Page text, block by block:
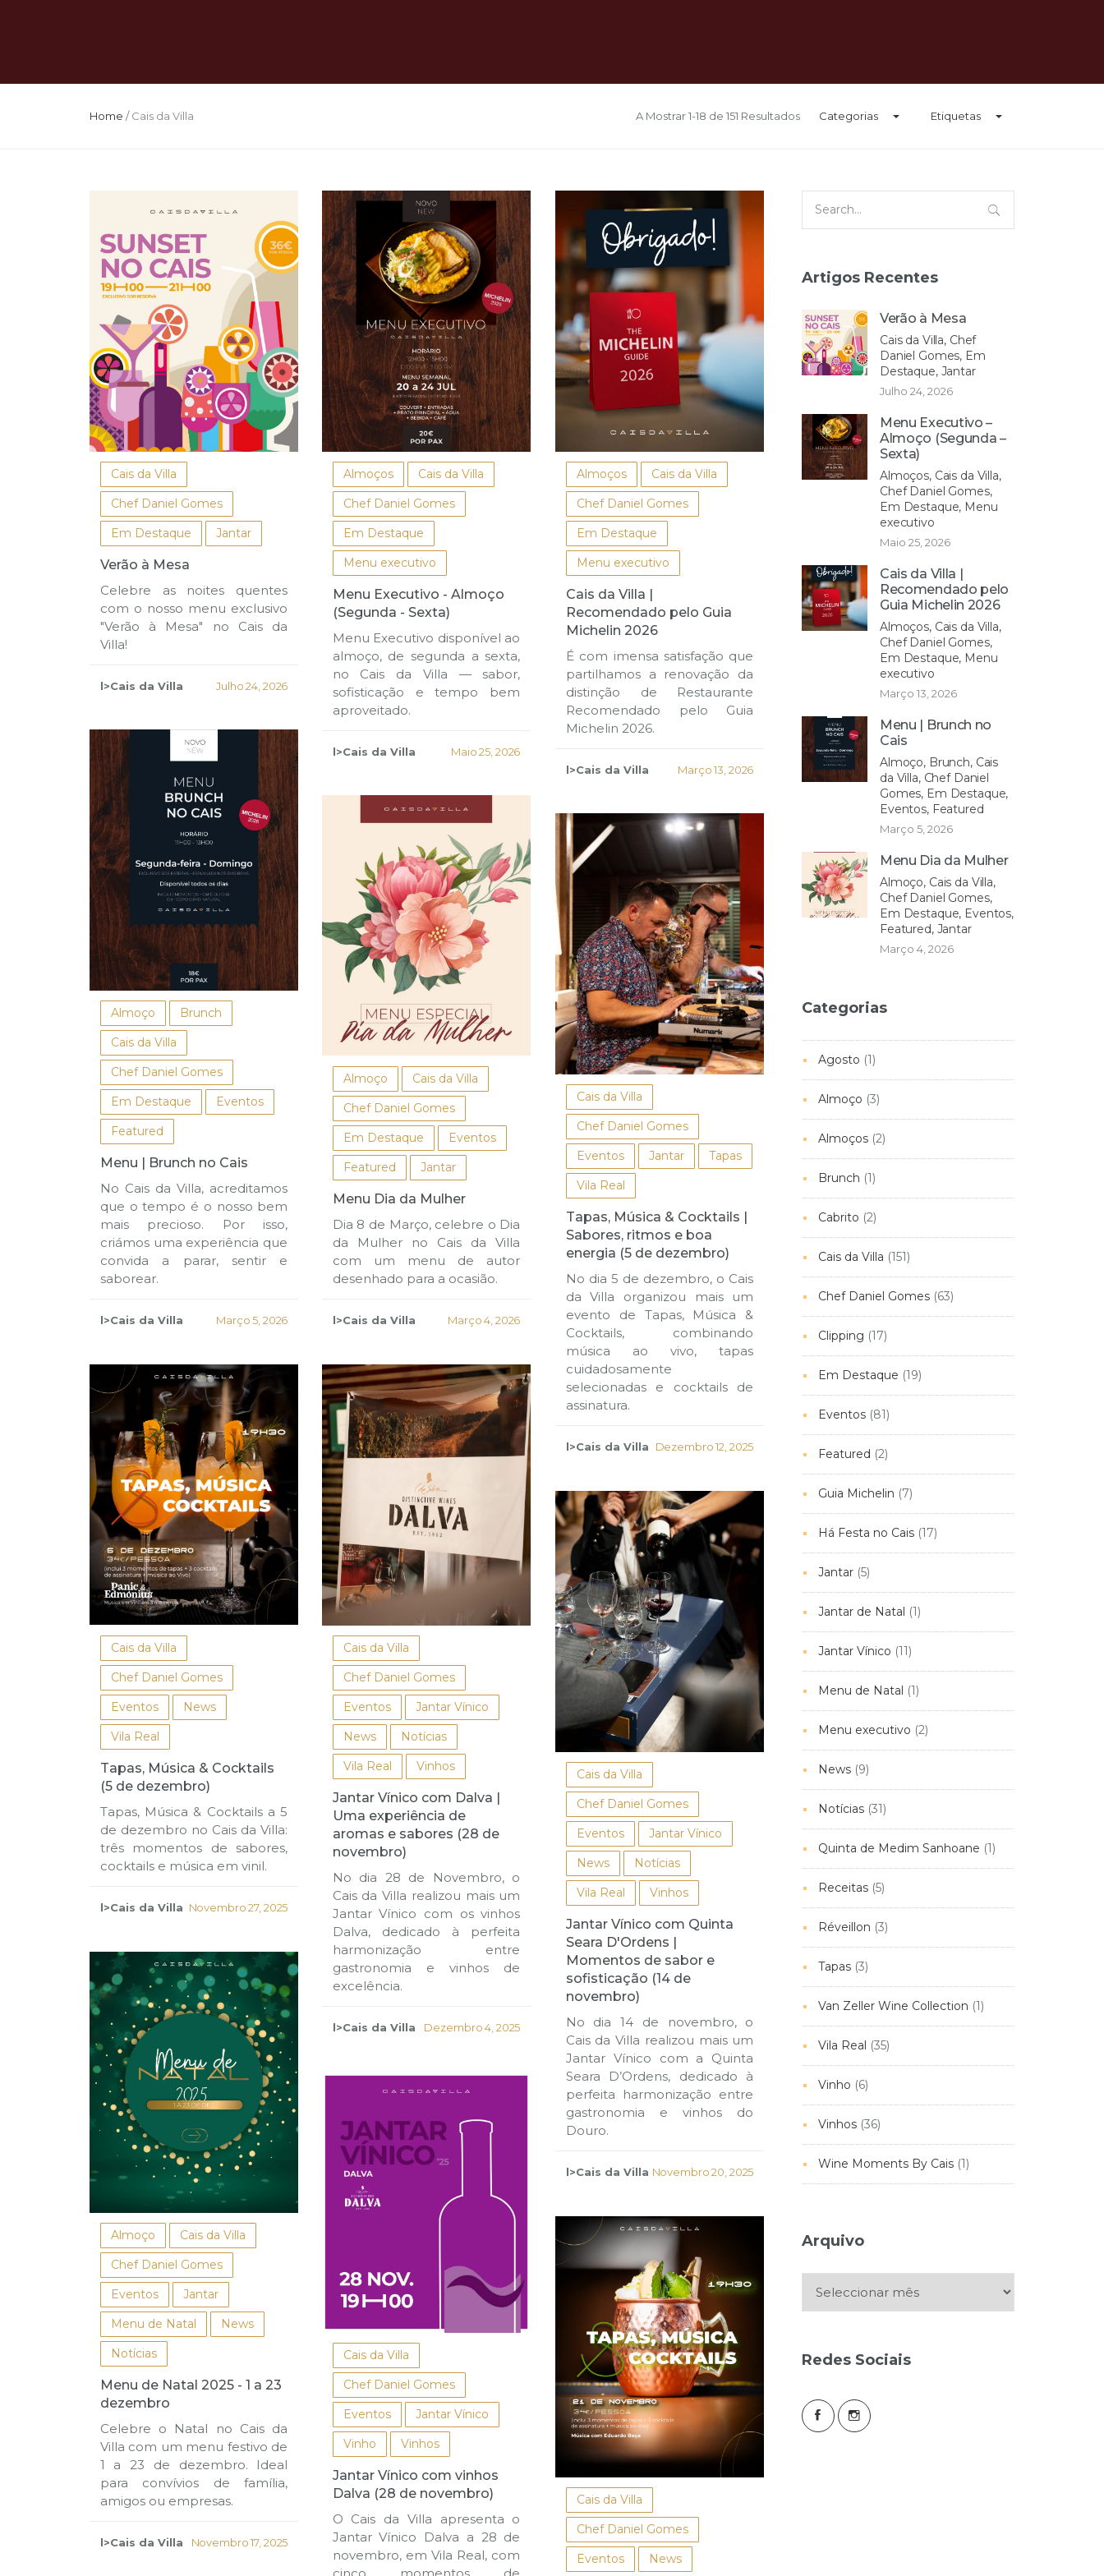
Home /Cais da Villa A Mostrar 1-18 de 151 Resultados Categorias Etiquetas
Cais da Villa
Chef Daniel Gomes
Em Destaque
Jantar
Verão à Mesa
Celebre as noites quentes
com o nosso menu exclusivo
"Verão à Mesa" no Cais da
Villa!
l>Cais da Villa Julho 24, 2026
Almoços
Cais da Villa
Chef Daniel Gomes
Em Destaque
Menu executivo
Menu Executivo - Almoço
(Segunda - Sexta)
Menu Executivo disponível ao
almoço, de segunda a sexta,
no Cais da Villa — sabor,
sofisticação e tempo bem
aproveitado.
l>Cais da Villa Maio 25, 2026
Almoços
Cais da Villa
Chef Daniel Gomes
Em Destaque
Menu executivo
Cais da Villa |
Recomendado pelo Guia
Michelin 2026
É com imensa satisfação que
partilhamos a renovação da
distinção de Restaurante
Recomendado pelo Guia
Michelin 2026.
l>Cais da Villa Março 13, 2026
Almoço
Brunch
Cais da Villa
Chef Daniel Gomes
Em Destaque
Eventos
Featured
Menu | Brunch no Cais
No Cais da Villa, acreditamos
que o tempo é o nosso bem
mais precioso. Por isso,
criámos uma experiência que
convida a parar, sentir e
saborear.
l>Cais da Villa Março 5, 2026
Almoço
Cais da Villa
Chef Daniel Gomes
Em Destaque
Eventos
Featured
Jantar
Menu Dia da Mulher
Dia 8 de Março, celebre o Dia
da Mulher no Cais da Villa
com um menu de autor
desenhado para a ocasião.
l>Cais da Villa Março 4, 2026
Cais da Villa
Chef Daniel Gomes
Eventos
Jantar
Tapas
Vila Real
Tapas, Música & Cocktails |
Sabores, ritmos e boa
energia (5 de dezembro)
No dia 5 de dezembro, o Cais
da Villa organizou mais um
evento de Tapas, Música &
Cocktails, combinando
música ao vivo, tapas
cuidadosamente
selecionadas e cocktails de
assinatura.
l>Cais da Villa Dezembro 12, 2025
Cais da Villa
Chef Daniel Gomes
Eventos
Jantar Vínico
News
Notícias
Vila Real
Vinhos
Jantar Vínico com Dalva |
Uma experiência de
aromas e sabores (28 de
novembro)
No dia 28 de Novembro, o
Cais da Villa realizou mais um
Jantar Vínico com os vinhos
Dalva, dedicado à perfeita
harmonização entre
gastronomia e vinhos de
excelência.
l>Cais da Villa Dezembro 4, 2025
Cais da Villa
Chef Daniel Gomes
Eventos
News
Vila Real
Tapas, Música & Cocktails
(5 de dezembro)
Tapas, Música & Cocktails a 5
de dezembro no Cais da Villa:
três momentos de sabores,
cocktails e música em vinil.
l>Cais da Villa Novembro 27, 2025
Cais da Villa
Chef Daniel Gomes
Eventos
Jantar Vínico
News
Notícias
Vila Real
Vinhos
Jantar Vínico com Quinta
Seara D'Ordens |
Momentos de sabor e
sofisticação (14 de
novembro)
No dia 14 de novembro, o
Cais da Villa realizou mais um
Jantar Vínico com a Quinta
Seara D’Ordens, dedicado à
perfeita harmonização entre
gastronomia e vinhos do
Douro.
l>Cais da Villa Novembro 20, 2025
Almoço
Cais da Villa
Chef Daniel Gomes
Eventos
Jantar
Menu de Natal
News
Notícias
Menu de Natal 2025 - 1 a 23
dezembro
Celebre o Natal no Cais da
Villa com um menu festivo de
1 a 23 de dezembro. Ideal
para convívios de família,
amigos ou empresas.
l>Cais da Villa Novembro 17, 2025
Cais da Villa
Chef Daniel Gomes
Eventos
Jantar Vínico
Vinho
Vinhos
Jantar Vínico com vinhos
Dalva (28 de novembro)
O Cais da Villa apresenta o
Jantar Vínico Dalva a 28 de
novembro, em Vila Real, com
Cais da Villa
Chef Daniel Gomes
Eventos
News
for:
Artigos Recentes
Verão à Mesa
Cais da Villa, Chef
Daniel Gomes, Em
Destaque, Jantar
Julho 24, 2026
Menu Executivo –
Almoço (Segunda –
Sexta)
Almoços, Cais da Villa,
Chef Daniel Gomes,
Em Destaque, Menu
executivo
Maio 25, 2026
Cais da Villa |
Recomendado pelo
Guia Michelin 2026
Almoços, Cais da Villa,
Chef Daniel Gomes,
Em Destaque, Menu
executivo
Março 13, 2026
Menu | Brunch no
Cais
Almoço, Brunch, Cais
da Villa, Chef Daniel
Gomes, Em Destaque,
Eventos, Featured
Março 5, 2026
Menu Dia da Mulher
Almoço, Cais da Villa,
Chef Daniel Gomes,
Em Destaque, Eventos,
Featured, Jantar
Março 4, 2026
Categorias
Agosto (1)
Almoço (3)
Almoços(2)
Brunch (1)
Cabrito (2)
Cais da Villa (151)
Chef Daniel Gomes(63)
Clipping (17)
Em Destaque (19)
Eventos(81)
Featured (2)
Guia Michelin (7)
Há Festa no Cais(17)
Jantar(5)
Jantar de Natal (1)
Jantar Vínico (11)
Menu de Natal (1)
Menu executivo (2)
News(9)
Notícias(31)
Quinta de Medim Sanhoane (1)
Receitas(5)
Réveillon (3)
Tapas(3)
Van Zeller Wine Collection (1)
Vila Real (35)
Vinho (6)
Vinhos(36)
Wine Moments By Cais(1)
Arquivo
Redes Sociais